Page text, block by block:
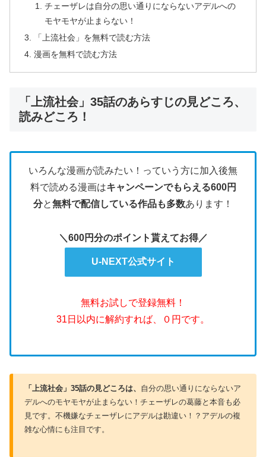
チェーザレは自分の思い通りにならないアデルへの
モヤモヤが止まらない！
「上流社会」を無料で読む方法
漫画を無料で読む方法
「上流社会」35話のあらすじの見どころ、
読みどころ！
いろんな漫画が読みたい！っていう方に加入後無
料で読める漫画はキャンペーンでもらえる600円
分と無料で配信している作品も多数あります！
＼600円分のポイント貰えてお得／
U-NEXT公式サイト
無料お試しで登録無料！
31日以内に解約すれば、０円です。
「上流社会」35話の見どころは、 自分の思い通りにならないア
デルへのモヤモヤが止まらない！チェーザレの葛藤と本音も必
見です。不機嫌なチェーザレにアデルは勘違い！？アデルの複
雑な心情にも注目です。